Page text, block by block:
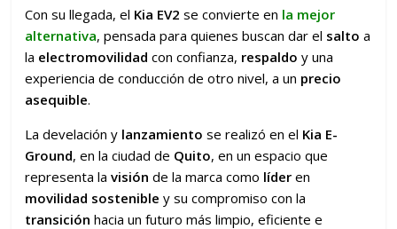
Con su llegada, el Kia EV2 se convierte en la mejor
alternativa, pensada para quienes buscan dar el salto a
la electromovilidad con confianza, respaldo y una
experiencia de conducción de otro nivel, a un precio
asequible.
La develación y lanzamiento se realizó en el Kia E-
Ground, en la ciudad de Quito, en un espacio que
representa lavisión de la marca como líder en
movilidad sostenible y su compromiso con la
transición hacia un futuro más limpio, eficiente e